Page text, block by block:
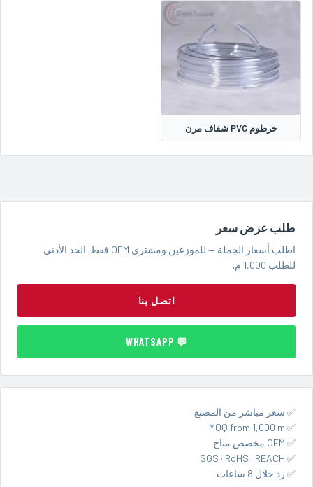
خرطوم PVC شفاف مرن
طلب عرض سعر
اطلب أسعار الجملة — للموزعين ومشتري OEM فقط. الحد الأدنى
للطلب 1,000 م.
اتصل بنا
💬 WHATSAPP
✅ سعر مباشر من المصنع
✅ MOQ from 1,000 m
✅ OEM مخصص متاح
✅ SGS · RoHS · REACH
✅ رد خلال 8 ساعات